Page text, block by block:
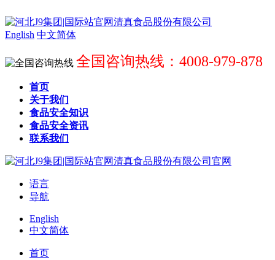
English 中文简体
全国咨询热线：4008-979-878
首页
关于我们
食品安全知识
食品安全资讯
联系我们
语言
导航
English
中文简体
首页